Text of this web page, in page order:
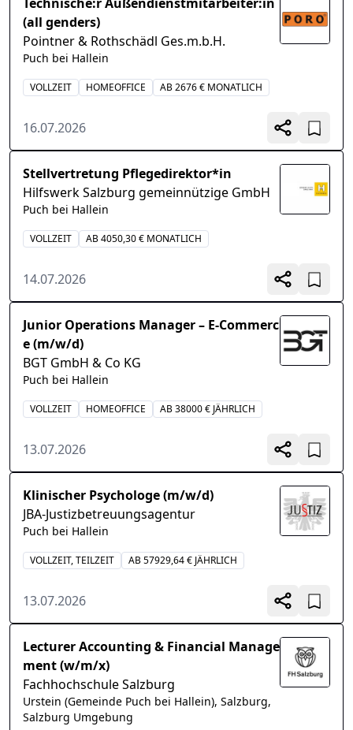
(all genders)
Pointner & Rothschädl Ges.m.b.H.
Puch bei Hallein
VOLLZEIT HOMEOFFICE AB 2676 € MONATLICH
16.07.2026
Stellvertretung Pflegedirektor*in
Hilfswerk Salzburg gemeinnützige GmbH
Puch bei Hallein
VOLLZEIT AB 4050,30 € MONATLICH
14.07.2026
Junior Operations Manager – E-Commerc
e (m/w/d)
BGT GmbH & Co KG
Puch bei Hallein
VOLLZEIT HOMEOFFICE AB 38000 € JÄHRLICH
13.07.2026
Klinischer Psychologe (m/w/d)
JBA-Justizbetreuungsagentur
Puch bei Hallein
VOLLZEIT, TEILZEIT AB 57929,64 € JÄHRLICH
13.07.2026
Lecturer Accounting & Financial Manage
ment (w/m/x)
Fachhochschule Salzburg
Urstein (Gemeinde Puch bei Hallein), Salzburg,
Salzburg Umgebung